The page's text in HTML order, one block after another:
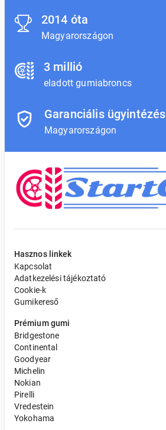
2014 óta
Magyarországon
3 millió
eladott gumiabroncs
Garanciális ügyintézés
Magyarországon
Hasznos linkek
Kapcsolat
Adatkezelési tájékoztató
Cookie-k
Gumikereső
Prémium gumi
Bridgestone
Continental
Goodyear
Michelin
Nokian
Pirelli
Vredestein
Yokohama